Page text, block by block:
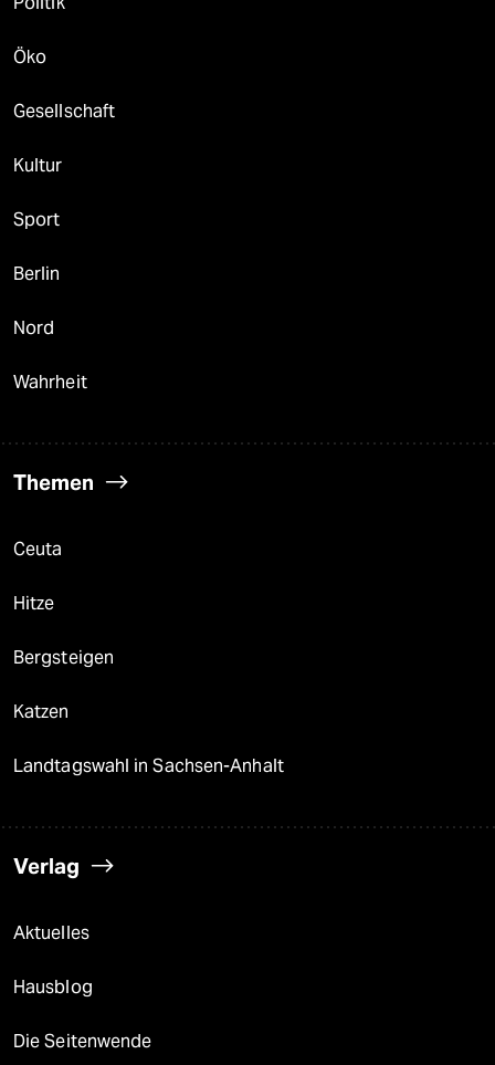
Öko
Gesellschaft
Kultur
Sport
Berlin
Nord
Wahrheit
Themen
Ceuta
Hitze
Bergsteigen
Katzen
Landtagswahl in Sachsen-Anhalt
Verlag
Aktuelles
Hausblog
Die Seitenwende